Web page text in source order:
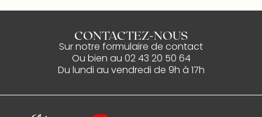
CONTACTEZ-NOUS
Sur notre formulaire de contact
Ou bien au 02 43 20 50 64
Du lundi au vendredi de 9h à 17h